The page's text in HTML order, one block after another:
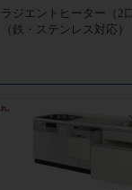
ラジエントヒーター（2口
（鉄・ステンレス対応）